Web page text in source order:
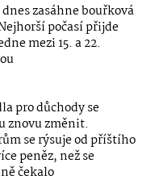
dnes zasáhne bouřková
počasí přijde
mezi 15. a 22.
pro důchody se
znovu změnit.
se rýsuje od příštího
peněz, než se
čekalo